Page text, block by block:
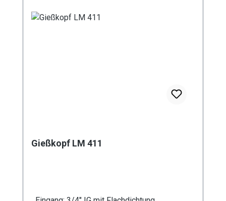
Gießkopf LM 411